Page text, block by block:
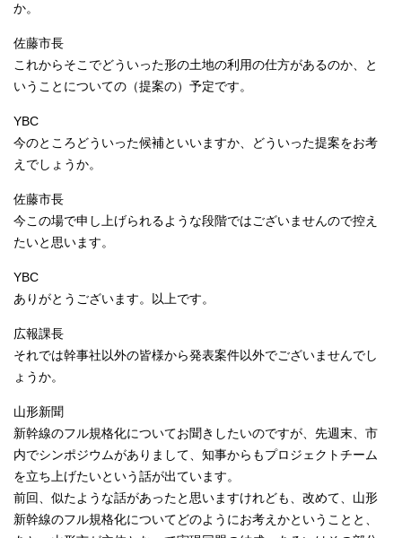
か。
佐藤市長
これからそこでどういった形の土地の利用の仕方があるのか、と
いうことについての（提案の）予定です。
YBC
今のところどういった候補といいますか、どういった提案をお考
えでしょうか。
佐藤市長
今この場で申し上げられるような段階ではございませんので控え
たいと思います。
YBC
ありがとうございます。以上です。
広報課長
それでは幹事社以外の皆様から発表案件以外でございませんでし
ょうか。
山形新聞
新幹線のフル規格化についてお聞きしたいのですが、先週末、市
内でシンポジウムがありまして、知事からもプロジェクトチーム
を立ち上げたいという話が出ています。
前回、似たような話があったと思いますけれども、改めて、山形
新幹線のフル規格化についてどのようにお考えかということと、